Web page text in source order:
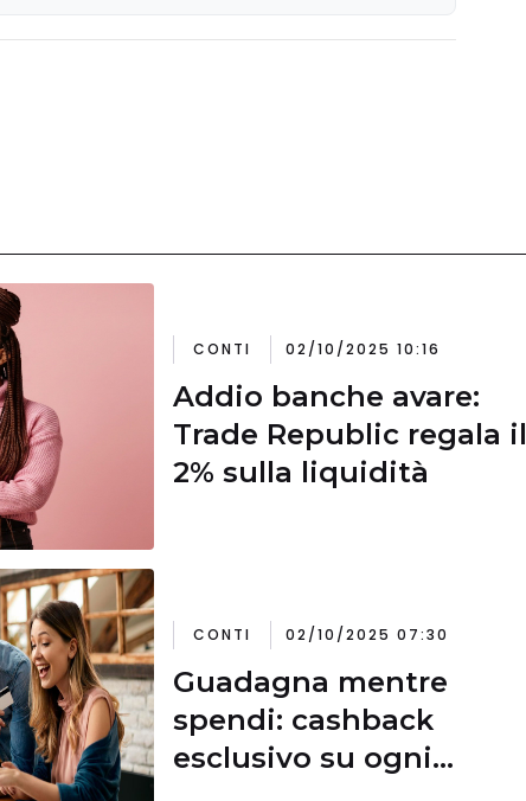
CONTI 02/10/2025 10:16
Addio banche avare:
Trade Republic regala il
2% sulla liquidità
CONTI 02/10/2025 07:30
Guadagna mentre
spendi: cashback
esclusivo su ogni